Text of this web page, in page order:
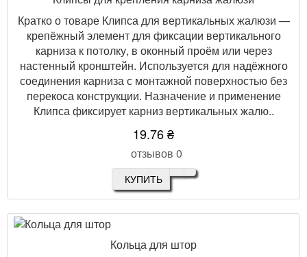
Кратко о товаре Клипса для вертикальных жалюзи —
крепёжный элемент для фиксации вертикального
карниза к потолку, в оконный проём или через
настенный кронштейн. Используется для надёжного
соединения карниза с монтажной поверхностью без
перекоса конструкции. Назначение и применение
Клипса фиксирует карниз вертикальных жалю..
19.76 ₴
отзывов 0
КУПИТЬ
Кольца для штор